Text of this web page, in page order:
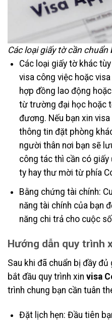
Các loại giấy tờ cần
Các loại giấy tờ khác
visa công việc hoặc
hợp đồng lao động
từ trường đại học hoặc
đương. Nếu bạn xin
thông tin đặt phòng
người thân nơi bạn sẽ
công tác thì cần có
ty hay thư mời từ phía
Bằng chứng tài chính:
năng tài chính của bạn
năng chi trả cho cuộc
Hướng dẫn quy trình
Sau khi đã chuẩn bị đầy
bắt đầu quy trình xin visa
trình chung bạn cần tuân
Đặt lịch hẹn: Đầu tiên